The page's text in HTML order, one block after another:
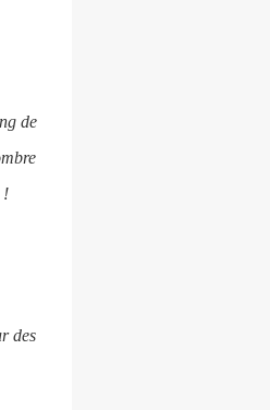
de
!
des